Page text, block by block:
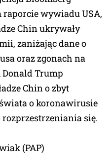
wywiadu USA,
Chin ukrywały
zaniżając dane o
oraz zgonach na
Donald Trump
Chin o zbyt
o koronawirusie
się.
(PAP)